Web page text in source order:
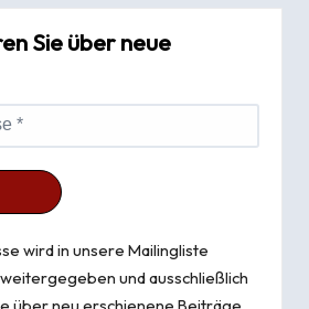
Sie über neue
wird in unsere Mailingliste
und ausschließlich